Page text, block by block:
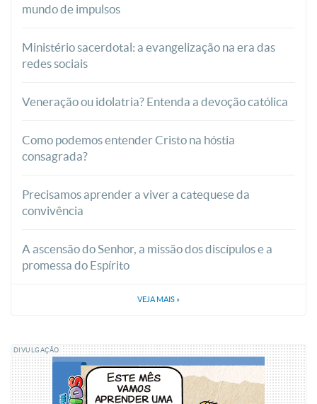
mundo de impulsos
Ministério sacerdotal: a evangelização na era das
redes sociais
Veneração ou idolatria? Entenda a devoção católica
Como podemos entender Cristo na hóstia
consagrada?
Precisamos aprender a viver a catequese da
convivência
A ascensão do Senhor, a missão dos discípulos e a
promessa do Espírito
VEJA MAIS »
DIVULGAÇÃO